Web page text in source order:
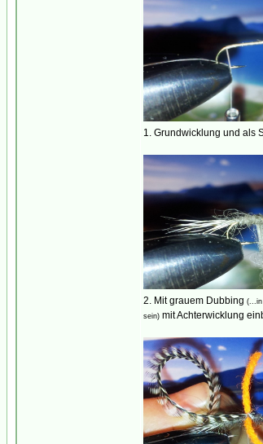
1. Grundwicklung und als
2. Mit grauem Dubbing (...in
sein) mit Achterwicklung